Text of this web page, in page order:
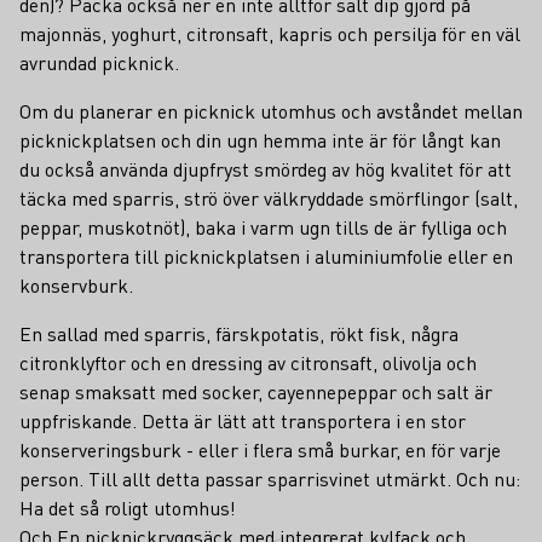
majonnäs, yoghurt, citronsaft, kapris och persilja för en väl
avrundad picknick.
Om du planerar en picknick utomhus och avståndet mellan
picknickplatsen och din ugn hemma inte är för långt kan
du också använda djupfryst smördeg av hög kvalitet för att
täcka med sparris, strö över välkryddade smörflingor (salt,
peppar, muskotnöt), baka i varm ugn tills de är fylliga och
transportera till picknickplatsen i aluminiumfolie eller en
konservburk.
En sallad med sparris, färskpotatis, rökt fisk, några
citronklyftor och en dressing av citronsaft, olivolja och
senap smaksatt med socker, cayennepeppar och salt är
uppfriskande. Detta är lätt att transportera i en stor
konserveringsburk - eller i flera små burkar, en för varje
person. Till allt detta passar sparrisvinet utmärkt. Och nu:
Ha det så roligt utomhus!
Och En picknickryggsäck med integrerat kylfack och